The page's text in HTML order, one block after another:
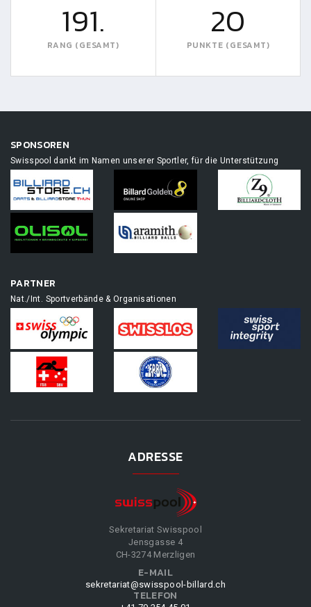
191.
RANG (GESAMT)
20
PUNKTE (GESAMT)
SPONSOREN
Swisspool dankt im Namen unserer Sportler, für die Unterstützung
PARTNER
Nat./Int. Sportverbände & Organisationen
ADRESSE
Sekretariat Swisspool
Jensgasse 4
CH-3274 Merzligen
E-MAIL
sekretariat@swisspool-billard.ch
TELEFON